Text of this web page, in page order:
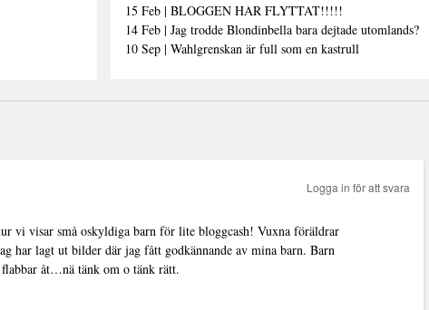
15 Feb | BLOGGEN HAR FLYTTAT!!!!!
14 Feb | Jag trodde Blondinbella bara dejtade utomlands?
10 Sep | Wahlgrenskan är full som en kastrull
vi visar små oskyldiga barn för lite bloggcash! Vuxna föräldrar
har lagt ut bilder där jag fått godkännande av mina barn. Barn
åt…nä tänk om o tänk rätt.
Logga in för att svara